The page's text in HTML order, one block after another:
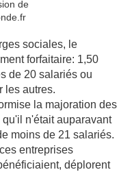
sociales, le
forfaitaire: 1,50
de 20 salariés ou
les autres.
la majoration des
n'était auparavant
moins de 21 salariés.
entreprises
déplorent